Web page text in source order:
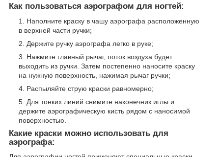
Как пользоваться аэрографом для ногтей:
Наполните краску в чашу аэрографа расположенную
в верхней части ручки;
Держите ручку аэрографа легко в руке;
Нажмите главный рычаг, поток воздуха будет
выходить из ручки. Затем постепенно наносите краску
на нужную поверхность, нажимая рычаг ручки;
Распыляйте струю краски равномерно;
Для тонких линий снимите наконечник иглы и
держите аэрографическую кисть рядом с наносимой
поверхностью.
Какие краски можно использовать для
аэрографа: